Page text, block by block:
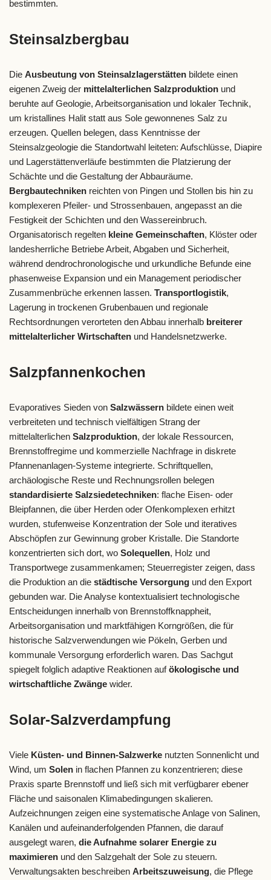
bestimmten.
Steinsalzbergbau
Die Ausbeutung von Steinsalzlagerstätten bildete einen
eigenen Zweig der mittelalterlichen Salzproduktion und
beruhte auf Geologie, Arbeitsorganisation und lokaler Technik,
um kristallines Halit statt aus Sole gewonnenes Salz zu
erzeugen. Quellen belegen, dass Kenntnisse der
Steinsalzgeologie die Standortwahl leiteten: Aufschlüsse, Diapire
und Lagerstättenverläufe bestimmten die Platzierung der
Schächte und die Gestaltung der Abbauräume.
Bergbautechniken reichten von Pingen und Stollen bis hin zu
komplexeren Pfeiler- und Strossenbauen, angepasst an die
Festigkeit der Schichten und den Wassereinbruch.
Organisatorisch regelten kleine Gemeinschaften, Klöster oder
landesherrliche Betriebe Arbeit, Abgaben und Sicherheit,
während dendrochronologische und urkundliche Befunde eine
phasenweise Expansion und ein Management periodischer
Zusammenbrüche erkennen lassen. Transportlogistik,
Lagerung in trockenen Grubenbauen und regionale
Rechtsordnungen verorteten den Abbau innerhalb breiterer
mittelalterlicher Wirtschaften und Handelsnetzwerke.
Salzpfannenkochen
Evaporatives Sieden von Salzwässern bildete einen weit
verbreiteten und technisch vielfältigen Strang der
mittelalterlichen Salzproduktion, der lokale Ressourcen,
Brennstoffregime und kommerzielle Nachfrage in diskrete
Pfannenanlagen-Systeme integrierte. Schriftquellen,
archäologische Reste und Rechnungsrollen belegen
standardisierte Salzsiedetechniken: flache Eisen- oder
Bleipfannen, die über Herden oder Ofenkomplexen erhitzt
wurden, stufenweise Konzentration der Sole und iteratives
Abschöpfen zur Gewinnung grober Kristalle. Die Standorte
konzentrierten sich dort, wo Solequellen, Holz und
Transportwege zusammenkamen; Steuerregister zeigen, dass
die Produktion an die städtische Versorgung und den Export
gebunden war. Die Analyse kontextualisiert technologische
Entscheidungen innerhalb von Brennstoffknappheit,
Arbeitsorganisation und marktfähigen Korngrößen, die für
historische Salzverwendungen wie Pökeln, Gerben und
kommunale Versorgung erforderlich waren. Das Sachgut
spiegelt folglich adaptive Reaktionen aufökologische und
wirtschaftliche Zwänge wider.
Solar-Salzverdampfung
Viele Küsten- und Binnen-Salzwerke nutzten Sonnenlicht und
Wind, um Solen in flachen Pfannen zu konzentrieren; diese
Praxis sparte Brennstoff und ließ sich mit verfügbarer ebener
Fläche und saisonalen Klimabedingungen skalieren.
Aufzeichnungen zeigen eine systematische Anlage von Salinen,
Kanälen und aufeinanderfolgenden Pfannen, die darauf
ausgelegt waren, die Aufnahme solarer Energie zu
maximieren und den Salzgehalt der Sole zu steuern.
Verwaltungsakten beschreiben Arbeitszuweisung, die Pflege